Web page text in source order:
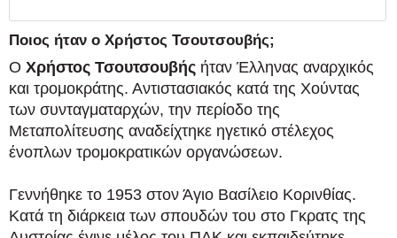
Ποιος ήταν ο Χρήστος Τσουτσουβής;
Ο Χρήστος Τσουτσουβής ήταν Έλληνας αναρχικός
και τρομοκράτης. Αντιστασιακός κατά της Χούντας
των συνταγματαρχών, την περίοδο της
Μεταπολίτευσης αναδείχτηκε ηγετικό στέλεχος
ένοπλων τρομοκρατικών οργανώσεων.
Γεννήθηκε το 1953 στον Άγιο Βασίλειο Κορινθίας.
Κατά τη διάρκεια των σπουδών του στο Γκρατς της